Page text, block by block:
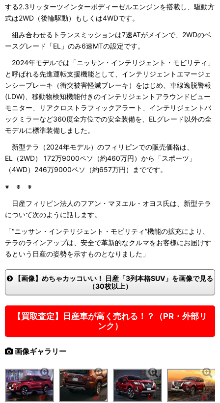
する2.3リッターツインターボディーゼルエンジンを搭載し、駆動方
式は2WD（後輪駆動）もしくは4WDです。
組み合わせるトランスミッションは7速ATがメインで、2WDのベ
ースグレード「EL」のみ6速MTの設定です。
2024年モデルでは「ニッサン・インテリジェント・モビリティ」
と呼ばれる先進運転支援機能として、インテリジェントエマージェ
ンシーブレーキ（衝突被害軽減ブレーキ）をはじめ、車線逸脱警報
(LDW)、移動物検知機能付きのインテリジェントアラウンドビュー
モニター、リアクロストラフィックアラート、インテリジェントバ
ックミラーなど360度全方位での安全装備を、ELグレード以外の全
モデルに標準装備しました。
新型テラ（2024年モデル）のフィリピンでの販売価格は、
EL（2WD） 172万9000ペソ（約460万円）から「スポーツ」
（4WD）246万9000ペソ（約657万円）までです。
※ ※ ※
日産フィリピン法人のフアン・マヌエル・オヨス氏は、新型テラ
について次のように話します。
「“ニッサン・インテリジェント・モビリティ”機能の拡充により、
テラのラインアップは、安全で革新的なクルマをお客様にお届けす
るという日産の姿勢を示すものとなりました」
【画像】めちゃカッコいい！ 日産「3列本格SUV」を画像で見る
（30枚以上）
【買取査定】日産車が高く売れる！？（PR・外部リ
ンク）
画像ギャラリー